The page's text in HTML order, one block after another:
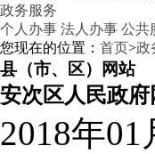
政务服务
个人办事 法人办事 公共
您现在的位置： 首页>政
县（市、区）网站
安次区人民政
2018年01